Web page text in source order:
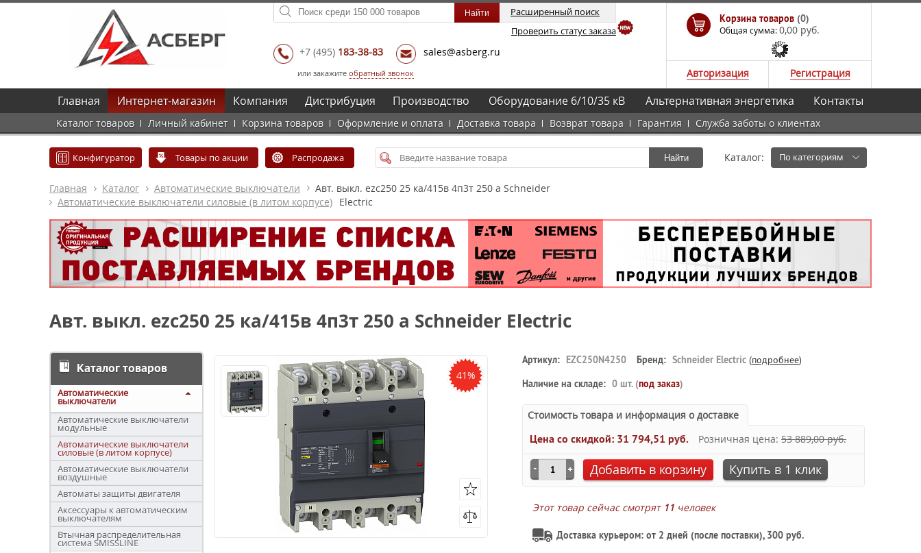
Расширенный поиск
Проверить статус заказа
+7 (495) 183-38-83 sales@asberg.ru
или закажите обратный звонок
Корзина товаров (0)
Общая сумма:0,00 руб.
Авторизация Регистрация
Главная Интернет-магазин
Каталог товаров Личный кабинет Корзина товаров Оформление и оплата Доставка товара Возврат товара Гарантия Служба заботы о клиентах
Компания Дистрибуция Производство Оборудование 6/10/35 кВ Альтернативная энергетика Контакты
Конфигуратор Товары по акции Распродажа Найти Каталог: По категориям
Главная Каталог
Автоматические выключатели
Автоматические выключатели силовые (в литом корпусе)
Авт. выкл. ezc250 25 ка/415в 4п3т 250 a Schneider
Electric
Авт. выкл. ezc250 25 ка/415в 4п3т 250 a Schneider Electric
Каталог товаров
Автоматические
выключатели
Автоматические выключатели
модульные
Автоматические выключатели
силовые (в литом корпусе)
Автоматические выключатели
воздушные
Автоматы защиты двигателя
Аксессуары к автоматическим
выключателям
Втычная распределительная
система SMISSLINE
41%
Артикул: EZC250N4250 Бренд: Schneider Electric (подробнее)
Наличие на складе: 0 шт. (под заказ)
Стоимость товара и информация о доставке
Цена со скидкой: 31 794,51 руб. Розничная цена: 53 889,00 руб.
Добавить в корзину Купить в 1 клик
Этот товар сейчас смотрят 11 человек
Доставка курьером: от 2 дней (после поставки), 300 руб.